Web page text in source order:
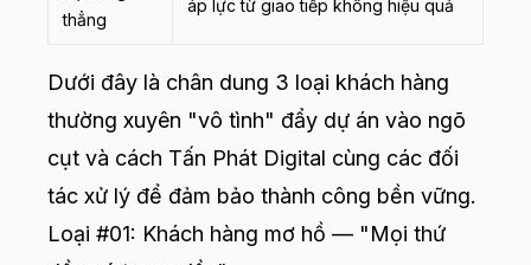
thẳng
áp lực từ giao tiếp không hiệu quả
Dưới đây là chân dung 3 loại khách hàng
thường xuyên "vô tình" đẩy dự án vào ngõ
cụt và cách Tấn Phát Digital cùng các đối
tác xử lý để đảm bảo thành công bền vững.
Loại #01: Khách hàng mơ hồ — "Mọi thứ